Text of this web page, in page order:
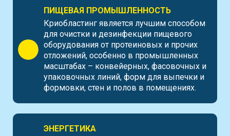
ПИЩЕВАЯ ПРОМЫШЛЕННОСТЬ
Криобластинг является лучшим способом
для очистки и дезинфекции пищевого
оборудования от протеиновых и прочих
отложений, особенно в промышленных
масштабах – конвейерных, фасовочных и
упаковочных линий, форм для выпечки и
формовки, стен и полов в помещениях.
ЭНЕРГЕТИКА